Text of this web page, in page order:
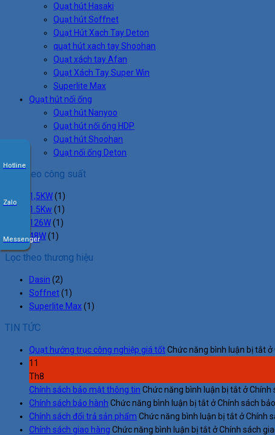
Quạt hút Hasaki
Quạt hút Soffnet
Quạt Hút Xach Tay Deton
quạt hút xach tay Shoohan
Quạt xách tay Afan
Quạt Xách Tay Super Win
Superlite Max
Quạt hút nối ống
Quạt hút Nanyoo
Quạt hút nối ống HDP
Quạt hút Shoohan
Quạt nối ống Deton
Lọc theo công suất
1,5KW(1)
1.5Kw (1)
126W(1)
48W(1)
Lọc theo thương hiệu
Dasin (2)
Soffnet(1)
Superlite Max(1)
TIN TỨC
Quạt hướng trục công nghiệp giá tốtChức năng bình luận bị tắtở
11
Th8
Chính sách bảo mật thông tin Chức năng bình luận bị tắtở Chính
Chính sách bảo hành Chức năng bình luận bị tắtở Chính sách
Chính sách đổi trả sản phẩm Chức năng bình luận bị tắtở Chính
Chính sách giao hàng Chức năng bình luận bị tắtở Chính sách
Hotline
Zalo
Messenger